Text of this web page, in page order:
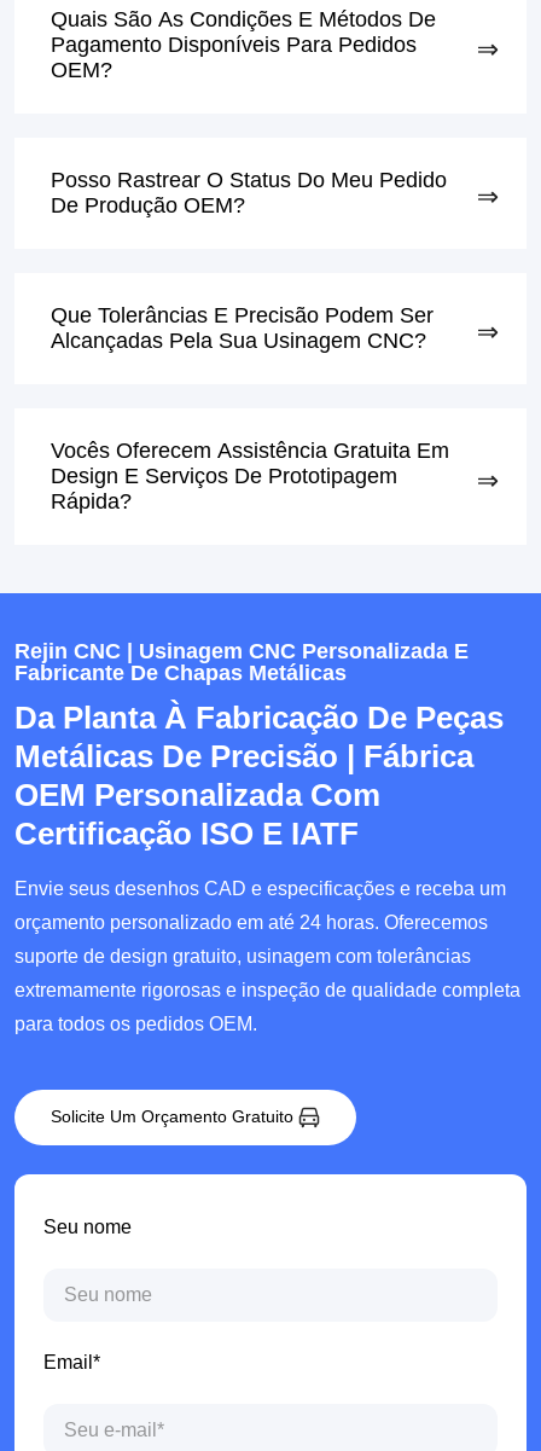
Quais São As Condições E Métodos De
Pagamento Disponíveis Para Pedidos
OEM?
Posso Rastrear O Status Do Meu Pedido
De Produção OEM?
Que Tolerâncias E Precisão Podem Ser
Alcançadas Pela Sua Usinagem CNC?
Vocês Oferecem Assistência Gratuita Em
Design E Serviços De Prototipagem
Rápida?
Rejin CNC | Usinagem CNC Personalizada E
Fabricante De Chapas Metálicas
Da Planta À Fabricação De Peças
Metálicas De Precisão | Fábrica
OEM Personalizada Com
Certificação ISO E IATF
Envie seus desenhos CAD e especificações e receba um
orçamento personalizado em até 24 horas. Oferecemos
suporte de design gratuito, usinagem com tolerâncias
extremamente rigorosas e inspeção de qualidade completa
para todos os pedidos OEM.
Solicite Um Orçamento Gratuito
Seu nome
Email*